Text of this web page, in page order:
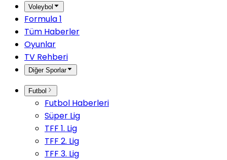
Voleybol
Formula 1
Tüm Haberler
Oyunlar
TV Rehberi
Diğer Sporlar
Futbol
Futbol Haberleri
Süper Lig
TFF 1. Lig
TFF 2. Lig
TFF 3. Lig